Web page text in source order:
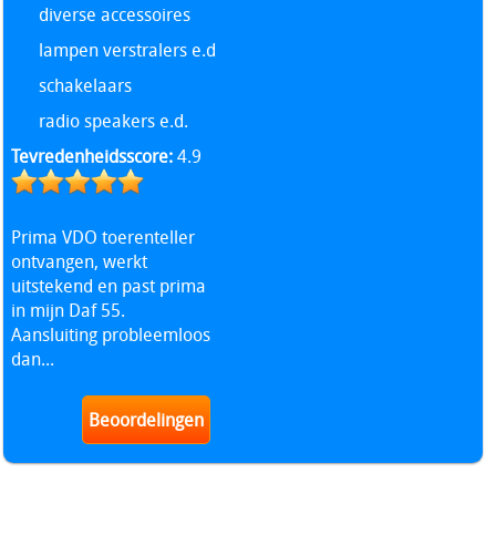
diverse accessoires
lampen verstralers e.d
schakelaars
radio speakers e.d.
Tevredenheidsscore:4.9
Prima VDO toerenteller
ontvangen, werkt
uitstekend en past prima
in mijn Daf 55.
Aansluiting probleemloos
dan...
Beoordelingen